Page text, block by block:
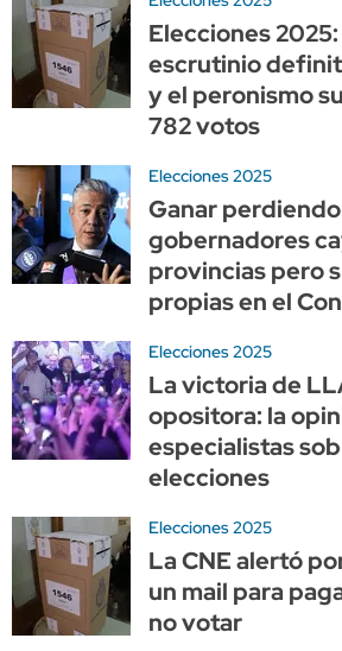
Elecciones
escrutinio
y el peronismo
782 votos
Elecciones 2025
Ganar
gobernadores
provincias pero
propias en el
Elecciones 2025
La victoria de
opositora: la
especialistas
elecciones
Elecciones 2025
La CNE alertó
un mail para
no votar